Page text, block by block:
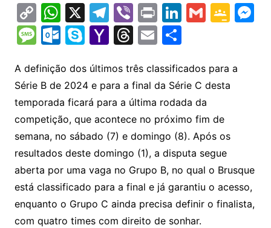
C
o
p
y
Li
n
k
W
h
at
s
A
p
p
X T
el
e
gr
a
m
Vi
b
er
Pr
in
t
Li
n
k
e
dI
n
G
l
G
gl
e
a
sr
o
o
M
M
s
s
a
g
e
O
lo
o
k.
c
o
m
S
y
p
e
Y
h
o
o
M
ai
l
T
e
a
d
s
E
ai
l
S
ar
e
A definição dos últimos três classificados para a
Série B de 2024 e para a final da Série C desta
temporada ficará para a última rodada da
competição, que acontece no próximo fim de
semana, no sábado (7) e domingo (8). Após os
resultados deste domingo (1), a disputa segue
aberta por uma vaga no Grupo B, no qual o Brusque
está classificado para a final e já garantiu o acesso,
enquanto o Grupo C ainda precisa definir o finalista,
com quatro times com direito de sonhar.